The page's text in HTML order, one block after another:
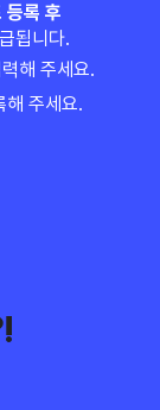
등록 후
됩니다.
해 주세요.
해 주세요.